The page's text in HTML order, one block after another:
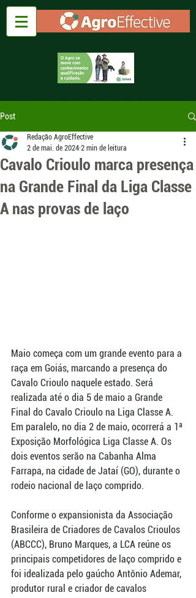
Post
Cavalo Crioulo marca presença
na Grande Final da Liga Classe
A nas provas de laço
Redação AgroEffective
2 de mai. de 2024 2 min de leitura
Maio começa com um grande evento para a
raça em Goiás, marcando a presença do
Cavalo Crioulo naquele estado. Será
realizada até o dia 5 de maio a Grande
Final do Cavalo Crioulo na Liga Classe A.
Em paralelo, no dia 2 de maio, ocorrerá a 1ª
Exposição Morfológica Liga Classe A. Os
dois eventos serão na Cabanha Alma
Farrapa, na cidade de Jataí (GO), durante o
rodeio nacional de laço comprido.
Conforme o expansionista da Associação
Brasileira de Criadores de Cavalos Crioulos
(ABCCC), Bruno Marques, a LCA reúne os
principais competidores de laço comprido e
foi idealizada pelo gaúcho Antônio Ademar,
produtor rural e criador de cavalos